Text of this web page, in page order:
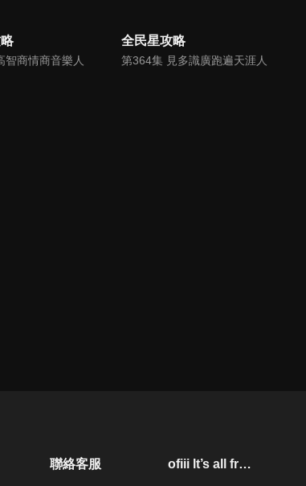
智商情商音樂人
全民星攻略
第364集 見多識廣跑遍天涯人
聯絡客服 ofiii lt’s all free